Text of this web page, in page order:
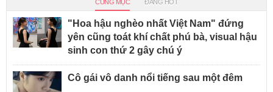
CÙNG MỤC ĐANG HOT
"Hoa hậu nghèo nhất Việt Nam" đứng
yên cũng toát khí chất phú bà, visual hậu
sinh con thứ 2 gây chú ý
Cô gái vô danh nổi tiếng sau một đêm